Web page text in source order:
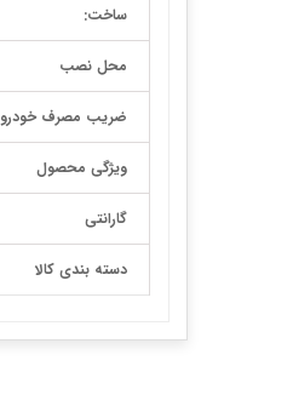
ساخت:
محل نصب
ضریب مصرف خودرو
ویژگی محصول
گارانتی
دسته بندی کالا